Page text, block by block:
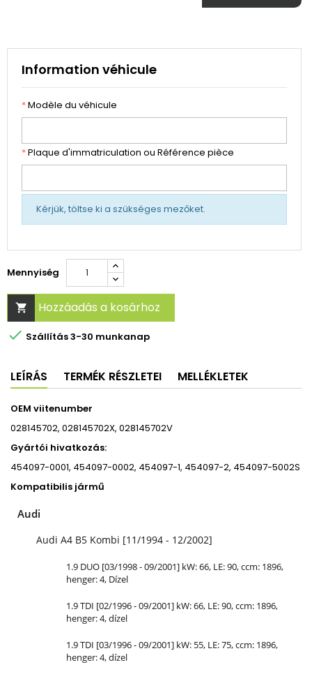
Information véhicule
*Modèle du véhicule
*Plaque d'immatriculation ou Référence pièce
Kérjük, töltse ki a szükséges mezőket.
Mennyiség
 Hozzáadás a kosárhoz
 Szállítás 3-30 munkanap
LEÍRÁS TERMÉK RÉSZLETEI MELLÉKLETEK
OEM viitenumber
028145702, 028145702X, 028145702V
Gyártói hivatkozás:
454097-0001, 454097-0002, 454097-1, 454097-2, 454097-5002S
Kompatibilis jármű
Audi
Audi A4 B5 Kombi [11/1994 - 12/2002]
1.9 DUO [03/1998 - 09/2001] kW: 66, LE: 90, ccm: 1896,
henger: 4, Dízel
1.9 TDI [02/1996 - 09/2001] kW: 66, LE: 90, ccm: 1896,
henger: 4, dízel
1.9 TDI [03/1996 - 09/2001] kW: 55, LE: 75, ccm: 1896,
henger: 4, dízel